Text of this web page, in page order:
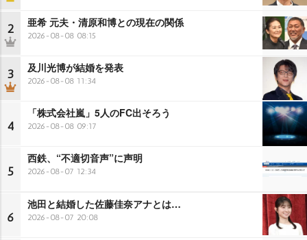
2 亜希 元夫・清原和博との現在の関係
2026-08-08 08:15
3 及川光博が結婚を発表
2026-08-08 11:34
4
「株式会社嵐」5人のFC出そろう
2026-08-08 09:17
5
西鉄、“不適切音声”に声明
2026-08-07 12:34
6
池田と結婚した佐藤佳奈アナとは…
2026-08-07 20:08